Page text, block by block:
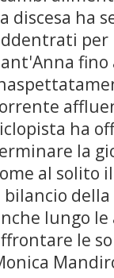
discesa ha
per
ha
la
al solito
bilancio
lungo
le